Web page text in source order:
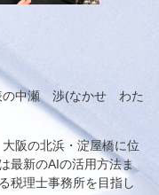
の中瀬 渉(なかせ わた
阪の北浜・淀屋橋に位
最新のAIの活用方法ま
税理士事務所を目指し